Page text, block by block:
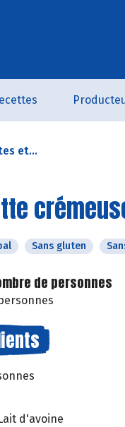
et...
Sans gluten
de personnes
d'avoine